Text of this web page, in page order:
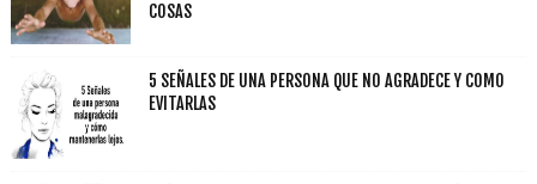
COSAS
5 SEÑALES DE UNA PERSONA QUE NO AGRADECE Y COMO
EVITARLAS